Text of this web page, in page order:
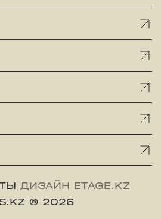
ДИЗАЙН ETAGE.KZ
© 2026